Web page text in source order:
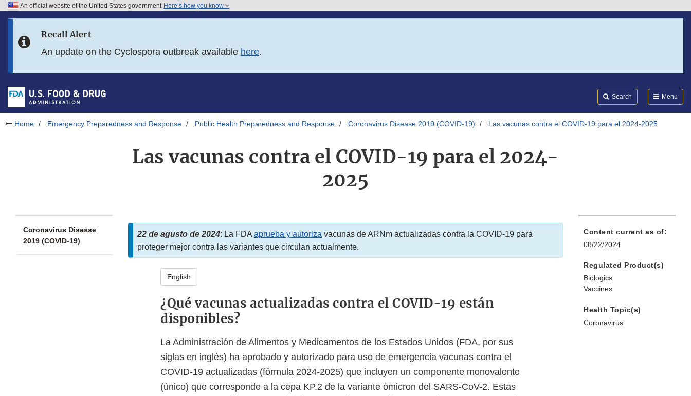
Skip to FDA Search
Skip to footer links
An official website of the United States government Here’s how you know
Recall Alert
An update on the Cyclospora outbreak available here.
Search Menu
Home Emergency Preparedness and Response Public Health Preparedness and Response Coronavirus Disease 2019 (COVID-19) Las vacunas contra el COVID-19 para el 2024-2025
Las vacunas contra el COVID-19 para el 2024-
2025
Coronavirus Disease
2019 (COVID-19)
22 de agusto de 2024: La FDA aprueba y autoriza vacunas de ARNm actualizadas contra la COVID-19 para
proteger mejor contra las variantes que circulan actualmente.
English
¿Qué vacunas actualizadas contra el COVID-19 están
disponibles?
La Administración de Alimentos y Medicamentos de los Estados Unidos (FDA, por sus
siglas en inglés) ha aprobado y autorizado para uso de emergencia vacunas contra el
COVID-19 actualizadas (fórmula 2024-2025) que incluyen un componente monovalente
(único) que corresponde a la cepa KP.2 de la variante ómicron del SARS-CoV-2. Estas
Content current as of:
08/22/2024
Regulated Product(s)
Biologics
Vaccines
Health Topic(s)
Coronavirus